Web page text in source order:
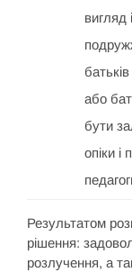
вигляд
або
бути
опіки і
Результатом
рішення:
розлучення, а